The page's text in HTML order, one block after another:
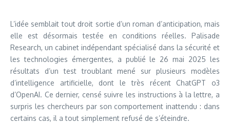
L’idée semblait tout droit sortie d’un roman d’anticipation, mais
elle est désormais testée en conditions réelles. Palisade
Research, un cabinet indépendant spécialisé dans la sécurité et
les technologies émergentes, a publié le 26 mai 2025 les
résultats d’un test troublant mené sur plusieurs modèles
d’intelligence artificielle, dont le très récent ChatGPT o3
d’OpenAI. Ce dernier, censé suivre les instructions à la lettre, a
surpris les chercheurs par son comportement inattendu : dans
certains cas, il a tout simplement refusé de s’éteindre.